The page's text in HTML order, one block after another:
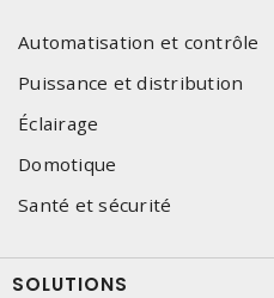
Automatisation et contrôle
Puissance et distribution
Éclairage
Domotique
Santé et sécurité
SOLUTIONS